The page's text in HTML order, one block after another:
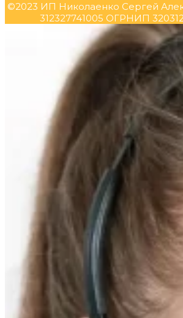
©2023 ИП Николаенко Сергей
312327741005 ОГРНИП